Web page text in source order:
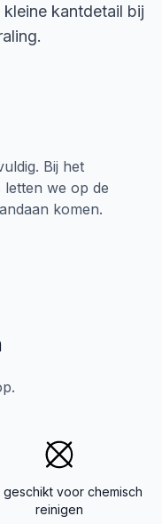
kantdetail bij
Bij het
letten we op de
komen.
geschikt voor chemisch
reinigen